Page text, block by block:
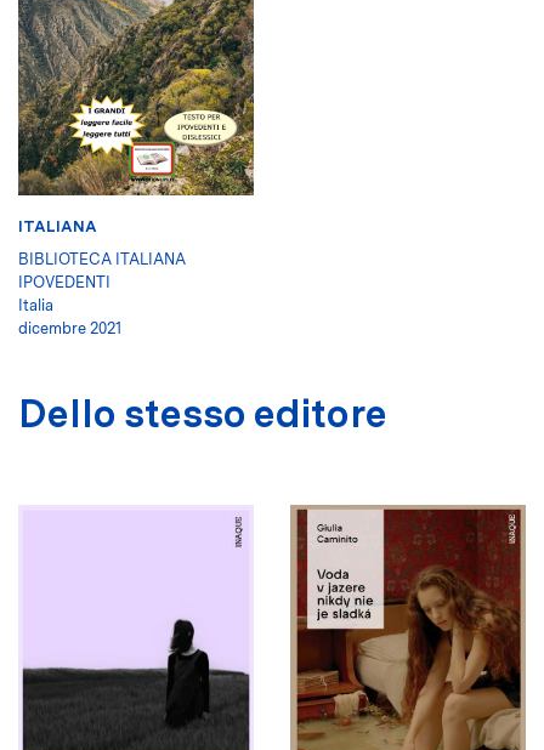
ITALIANA
BIBLIOTECA ITALIANA
IPOVEDENTI
Italia
dicembre 2021
Dello stesso editore